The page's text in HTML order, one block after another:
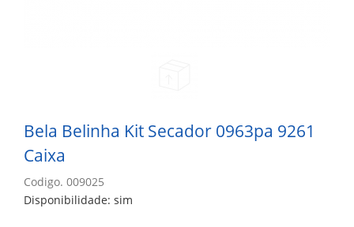
Bela Belinha Kit Secador 0963pa 9261
Caixa
Codigo. 009025
Disponibilidade: sim